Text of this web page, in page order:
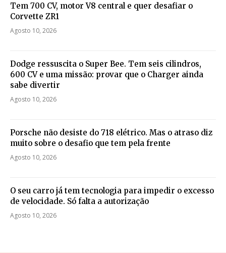
Tem 700 CV, motor V8 central e quer desafiar o
Corvette ZR1
Agosto 10, 2026
Dodge ressuscita o Super Bee. Tem seis cilindros,
600 CV e uma missão: provar que o Charger ainda
sabe divertir
Agosto 10, 2026
Porsche não desiste do 718 elétrico. Mas o atraso diz
muito sobre o desafio que tem pela frente
Agosto 10, 2026
O seu carro já tem tecnologia para impedir o excesso
de velocidade. Só falta a autorização
Agosto 10, 2026